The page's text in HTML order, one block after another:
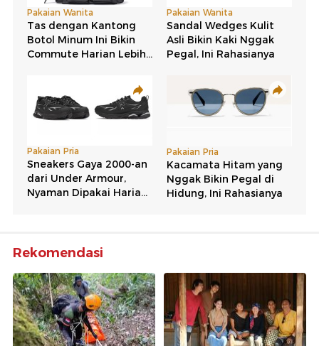
Rekomendasi